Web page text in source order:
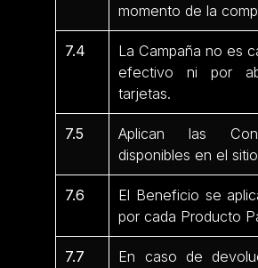
momento de la
7.4
La Campaña no es
efectivo ni por
tarjetas.
7.5
Aplican las
disponibles en el
7.6
El Beneficio se
por cada Producto
7.7
En caso de